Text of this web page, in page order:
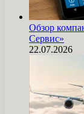
Обзор
Сервис»
22.07.2026